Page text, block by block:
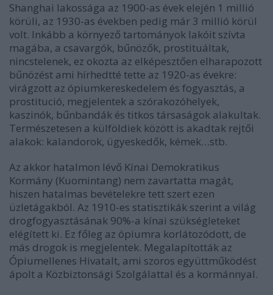
Shanghai lakossága az 1900-as évek elején 1 millió
körüli, az 1930-as években pedig már 3 millió körül
volt. Inkább a környező tartományok lakóit szívta
magába, a csavargók, bűnözők, prostituáltak,
nincstelenek, ez okozta az elképesztően elharapozott
bűnözést ami hírhedtté tette az 1920-as évekre:
virágzott az ópiumkereskedelem és fogyasztás, a
prostitució, megjelentek a szórakozóhelyek,
kaszinók, bűnbandák és titkos társaságok alakultak.
Természetesen a külföldiek között is akadtak rejtői
alakok: kalandorok, ügyeskedők, kémek…stb.
Az akkor hatalmon lévő Kínai Demokratikus
Kormány (Kuomintang) nem zavartatta magát,
hiszen hatalmas bevételekre tett szert ezen
üzletágakból. Az 1910-es statisztikák szerint a világ
drogfogyasztásának 90%-a kínai szükségleteket
elégített ki. Ez főleg az ópiumra korlátozódott, de
más drogok is megjelentek. Megalapították az
Ópiumellenes Hivatalt, ami szoros együttműködést
ápolt a Közbiztonsági Szolgálattal és a kormánnyal.